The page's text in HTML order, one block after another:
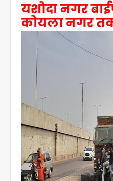
यशोदा नगर
कोयला नगर